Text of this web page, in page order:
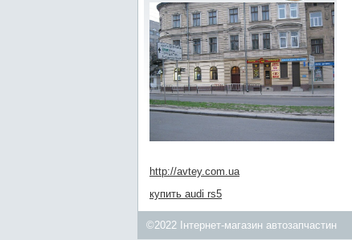
http://avtey.com.ua
купить audi rs5
©2022 Інтернет-магазин автозапчастин